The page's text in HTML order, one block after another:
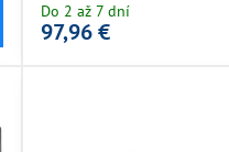
Do 2 až 7 dní
97,96 €